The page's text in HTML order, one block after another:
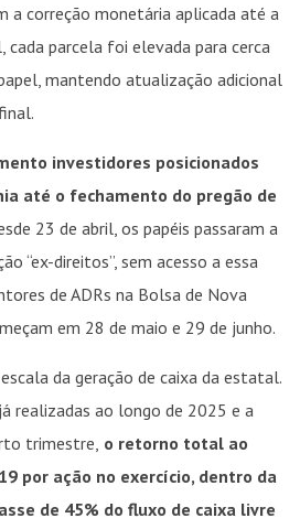
a correção monetária aplicada até a
cada parcela foi elevada para cerca
mantendo atualização adicional
investidores posicionados
até o fechamento do pregão de
23 de abril, os papéis passaram a
“ex-direitos”, sem acesso a essa
de ADRs na Bolsa de Nova
em 28 de maio e 29 de junho.
da geração de caixa da estatal.
realizadas ao longo de 2025 e a
trimestre, o retorno total ao
por ação no exercício, dentro da
de 45% do fluxo de caixa livre